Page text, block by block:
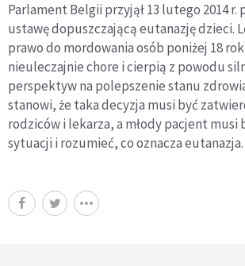
Parlament Belgii przyjął 13 lutego 2014 r.
ustawę dopuszczającą eutanazję dzieci.
prawo do mordowania osób poniżej 18
nieuleczajnie chore i cierpią z powodu
perspektyw na polepszenie stanu
stanowi, że taka decyzja musi być
rodziców i lekarza, a młody pacjent musi
sytuacji i rozumieć, co oznacza eutanazja.